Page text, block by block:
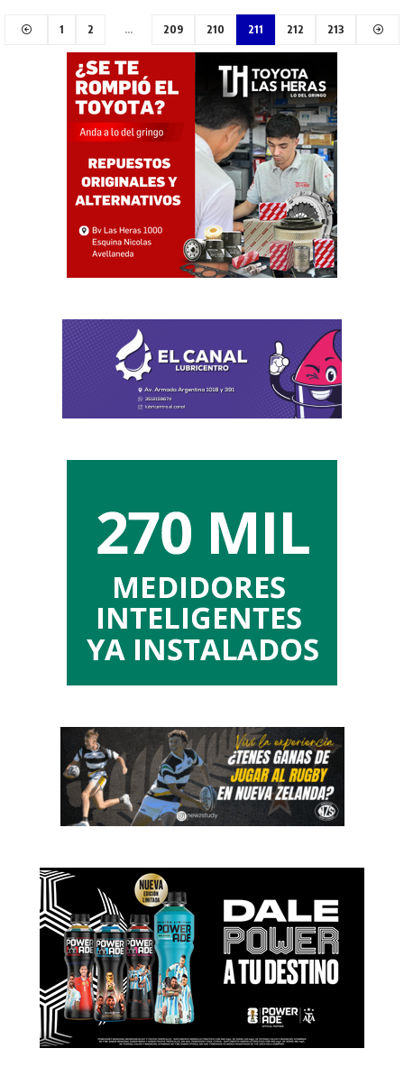
1 2 … 209 210 211 212 213